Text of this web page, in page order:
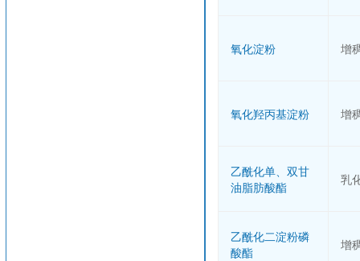
氧化淀粉 增
氧化羟丙基淀粉 增
乙酰化单、双甘
油脂肪酸酯
乳
乙酰化二淀粉磷
酸酯
增